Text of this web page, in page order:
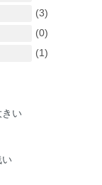
(3)
(0)
(1)
きい
い